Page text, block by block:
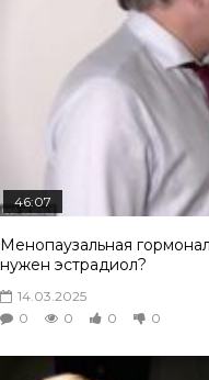
46:07
Менопаузальная
нужен эстрадиол?
14.03.2025
0
0 0 0